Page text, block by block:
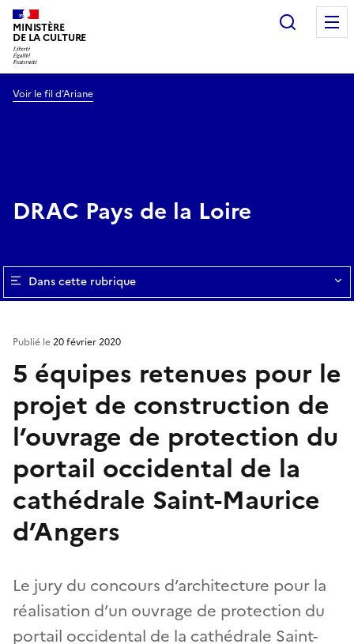
MINISTÈRE
DE LA CULTURE
Voir le fil d’Ariane
DRAC Pays de la Loire
Dans cette rubrique
5 équipes retenues pour le
projet de construction de
l’ouvrage de protection du
portail occidental de la
cathédrale Saint-Maurice
d’Angers
Le jury du concours d’architecture pour la
réalisation d’un ouvrage de protection du
portail occidental de la cathédrale Saint-
Publié le20 février 2020